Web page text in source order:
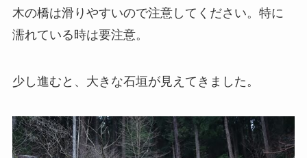
木の橋は滑りやすいので注意してください。特に
濡れている時は要注意。
少し進むと、大きな石垣が見えてきました。